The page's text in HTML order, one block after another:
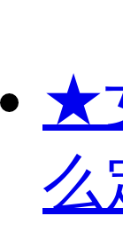
★
么